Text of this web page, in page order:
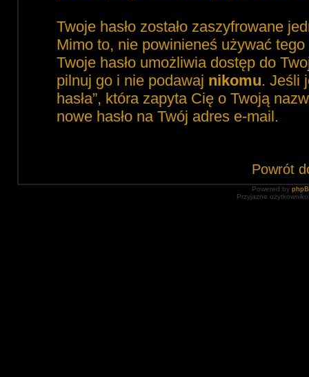
Twoje hasło zostało zaszyfrowane
Mimo to, nie powinieneś używać
Twoje hasło umożliwia dostęp do
pilnuj go i nie podawaj nikomu. Jeśli
hasła”, która zapyta Cię o Twoją
nowe hasło na Twój adres e-mail.
Powrót
Powered by
Przyjazne